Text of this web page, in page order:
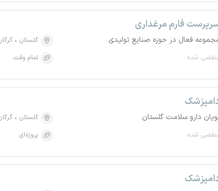
فارم مرغداری
فعال در حوزه صنایع تولیدی
شده
گلستان
تمام وقت
دارو سلامت گلستان
شده
گلستان
پروژه‌ای